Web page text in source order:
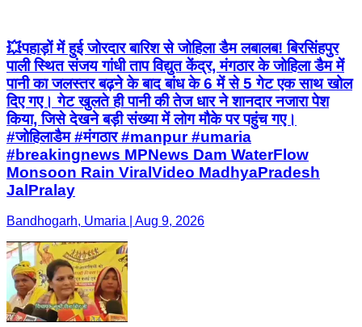
💥पहाड़ों में हुई जोरदार बारिश से जोहिला डैम लबालब! बिरसिंहपुर
पाली स्थित संजय गांधी ताप विद्युत केंद्र, मंगठार के जोहिला डैम में
पानी का जलस्तर बढ़ने के बाद बांध के 6 में से 5 गेट एक साथ खोल
दिए गए। गेट खुलते ही पानी की तेज धार ने शानदार नजारा पेश
किया, जिसे देखने बड़ी संख्या में लोग मौके पर पहुंच गए।
#जोहिलाडैम #मंगठार #manpur #umaria
#breakingnews MPNews Dam WaterFlow
Monsoon Rain ViralVideo MadhyaPradesh
JalPralay
Bandhogarh, Umaria | Aug 9, 2026